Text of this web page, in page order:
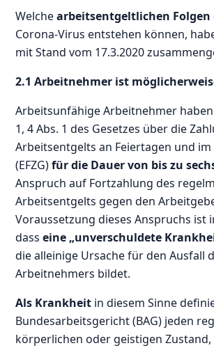
Welchearbeitsentgeltlichen Folgen
Corona-Virus entstehen können,
mit Stand vom 17.3.2020
2.1 Arbeitnehmer ist
Arbeitsunfähige Arbeitnehmer haben
1, 4 Abs. 1 des Gesetzes über die
Arbeitsentgelts an Feiertagen und
(EFZG)für die Dauer von bis zu
Anspruch auf Fortzahlung des
Arbeitsentgelts gegen den
Voraussetzung dieses Anspruchs ist
dass eine „unverschuldete
die alleinige Ursache für den Ausfall
Arbeitnehmers bildet.
Als Krankheit in diesem Sinne
Bundesarbeitsgericht (BAG) jeden
körperlichen oder geistigen